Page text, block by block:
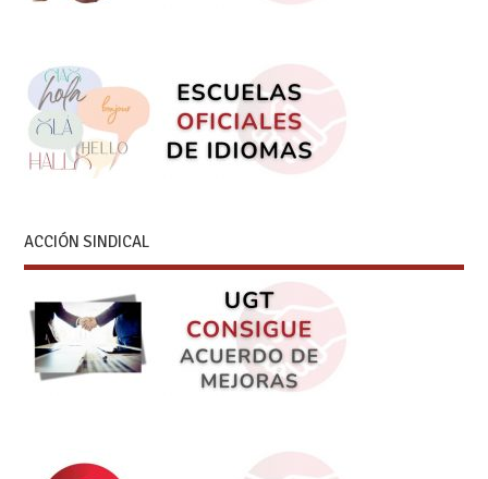
ACCIÓN SINDICAL